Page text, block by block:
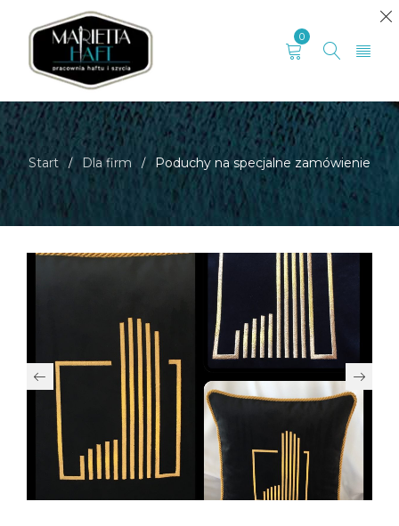
0
Start / Dla firm / Poduchy na specjalne zamówienie